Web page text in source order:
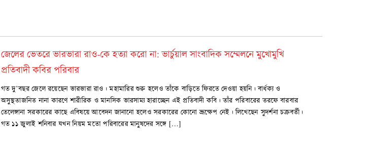
জেলের ভেতরে ভারভারা রাও-কে হত্যা করো না: ভার্চুয়াল সাংবাদিক সম্মেলনে মুখোমুখি
প্রতিবাদী কবির পরিবার
গত দু’বছর জেলে রয়েছেন ভারভারা রাও। মহামারির শুরু হলেও তাঁকে বাড়িতে ফিরতে দেওয়া হয়নি। বার্ধক্য ও
অসুস্থতাজনিত নানা কারণে শারীরিক ও মানসিক ভারসাম্য হারাচ্ছেন এই প্রতিবাদী কবি। তাঁর পরিবারের তরফে বারবার
তেলেঙ্গানা সরকারের কাছে এবিষয়ে আবেদন জানানো হলেও সরকারের কোনো ভ্রূক্ষেপ নেই। লিখেছেন সুদর্শনা চক্রবর্তী।
গত ১১ জুলাই শনিবার যখন নিয়ম মতো পরিবারের মানুষদের সঙ্গে […]